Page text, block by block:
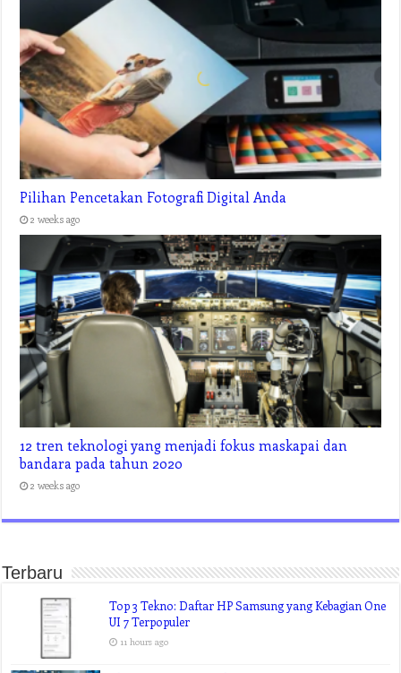
Pilihan Pencetakan Fotografi Digital Anda
2 weeks ago
12 tren teknologi yang menjadi fokus maskapai dan
bandara pada tahun 2020
2 weeks ago
Terbaru
Top 3 Tekno: Daftar HP Samsung yang Kebagian One
UI 7 Terpopuler
11 hours ago